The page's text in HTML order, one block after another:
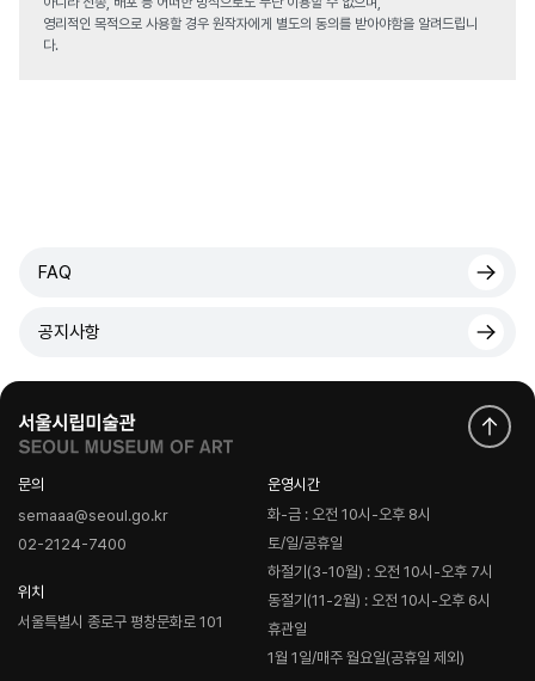
영리적인 목적으로 사용할 경우 원작자에게 별도의 동의를 받아야함을 알려드립니
다.
FAQ
공지사항
문의
semaaa@seoul.go.kr
02-2124-7400
위치
서울특별시 종로구 평창문화로 101
운영시간
화-금 : 오전 10시-오후 8시
토/일/공휴일
하절기(3-10월) : 오전 10시-오후 7시
동절기(11-2월) : 오전 10시-오후 6시
휴관일
1월 1일/매주 월요일(공휴일 제외)